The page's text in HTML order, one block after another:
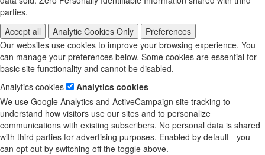
parties.
Accept all
Analytic Cookies Only
Preferences
Our websites use cookies to improve your browsing experience. You
can manage your preferences below. Some cookies are essential for
basic site functionality and cannot be disabled.
Analytics cookies
Analytics cookies
We use Google Analytics and ActiveCampaign site tracking to
understand how visitors use our sites and to personalize
communications with existing subscribers. No personal data is shared
with third parties for advertising purposes. Enabled by default - you
can opt out by switching off the toggle above.